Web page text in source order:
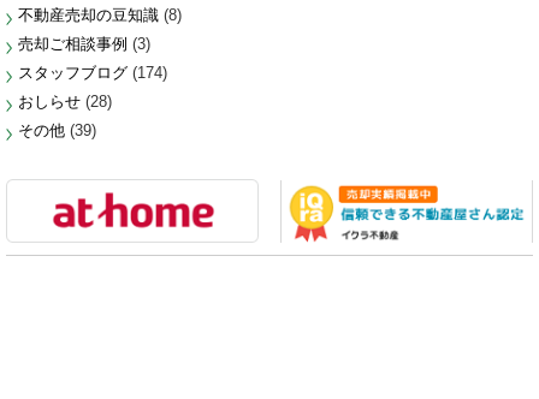
不動産売却の豆知識 (8)
売却ご相談事例 (3)
スタッフブログ (174)
おしらせ (28)
その他 (39)